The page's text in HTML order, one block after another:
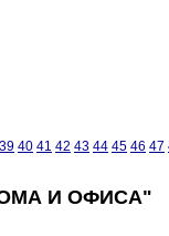
39 40 41 42 43 44 45 46 47
И ОФИСА"